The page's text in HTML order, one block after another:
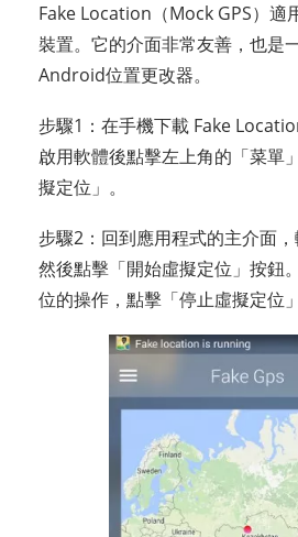
Fake Location（Mock GPS）適
裝置。它的介面非常友善，也是
Android位置更改器。
步驟1：在手機下載 Fake
啟用軟體後點擊左上角的「菜單
擬定位」。
步驟2：回到應用程式的主介面，
然後點擊「開始虛擬定位」按鈕
位的操作，點擊「停止虛擬定位」